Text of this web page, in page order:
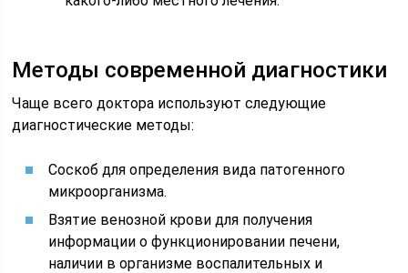
Методы современной диагностики
Чаще всего доктора используют следующие
диагностические методы:
Соскоб для определения вида патогенного
микроорганизма.
Взятие венозной крови для получения
информации о функционировании печени,
наличии в организме воспалительных и